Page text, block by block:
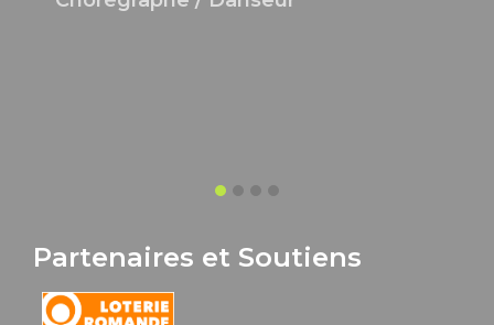
Partenaires et Soutiens